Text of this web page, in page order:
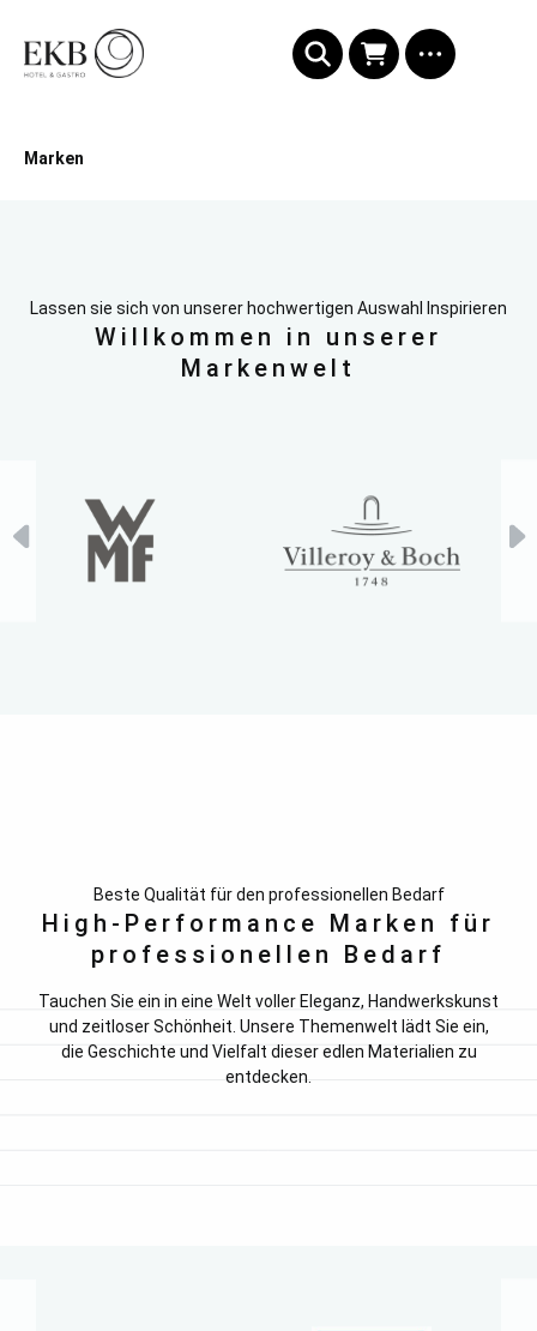
Marken
Lassen sie sich von unserer hochwertigen Auswahl Inspirieren
Willkommen in unserer
Markenwelt
Beste Qualität für den professionellen Bedarf
High-Performance Marken für
professionellen Bedarf
Tauchen Sie ein in eine Welt voller Eleganz, Handwerkskunst
und zeitloser Schönheit. Unsere Themenwelt lädt Sie ein,
die Geschichte und Vielfalt dieser edlen Materialien zu
entdecken.